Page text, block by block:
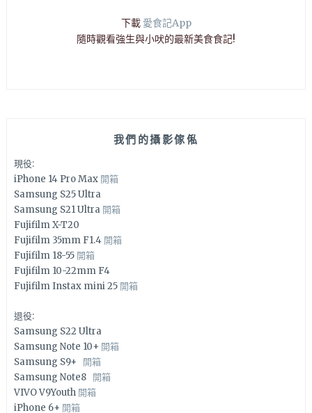
下載 愛食記App
隨時觀看強生與小吠的最新美食食記!
我們的攝影傢俬
現役:
iPhone 14 Pro Max 開箱
Samsung S25 Ultra
Samsung S21 Ultra 開箱
Fujifilm X-T20
Fujifilm 35mm F1.4 開箱
Fujifilm 18-55 開箱
Fujifilm 10-22mm F4
Fujifilm Instax mini 25 開箱
退役:
Samsung S22 Ultra
Samsung Note 10+ 開箱
Samsung S9+ 開箱
Samsung Note8 開箱
VIVO V9Youth 開箱
iPhone 6+ 開箱